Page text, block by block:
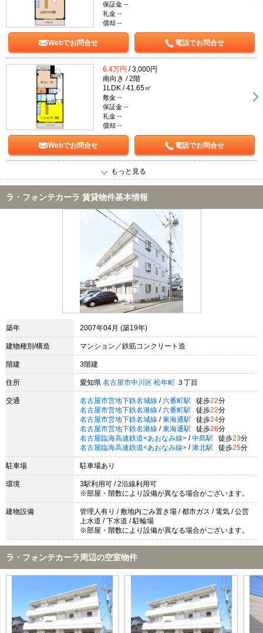
保証金 --
礼金 --
償却 --
Webでお問合せ 電話でお問合せ
6.4万円 / 3,000円
南向き / 2階
1LDK / 41.65㎡
敷金 --
保証金 --
礼金 --
償却 --
Webでお問合せ 電話でお問合せ
もっと見る
ラ・フォンテカーラ 賃貸物件基本情報
築年 2007年04月 (築19年)
建物種別/構造 マンション／鉄筋コンクリート造
階建 3階建
住所 愛知県 名古屋市中川区 松年町 ３丁目
交通 名古屋市営地下鉄名城線 / 六番町駅 徒歩22分
名古屋市営地下鉄名港線 / 六番町駅 徒歩22分
名古屋市営地下鉄名城線 / 東海通駅 徒歩24分
名古屋市営地下鉄名港線 / 東海通駅 徒歩26分
名古屋臨海高速鉄道<あおなみ線> / 中島駅 徒歩23分
名古屋臨海高速鉄道<あおなみ線> / 港北駅 徒歩25分
駐車場 駐車場あり
環境
3駅利用可 / 2沿線利用可
※部屋・階数により設備が異なる場合がございます。
建物設備
管理人有り / 敷地内ごみ置き場 / 都市ガス / 電気 / 公営
上水道 / 下水道 / 駐輪場
※部屋・階数により設備が異なる場合がございます。
ラ・フォンテカーラ周辺の空室物件